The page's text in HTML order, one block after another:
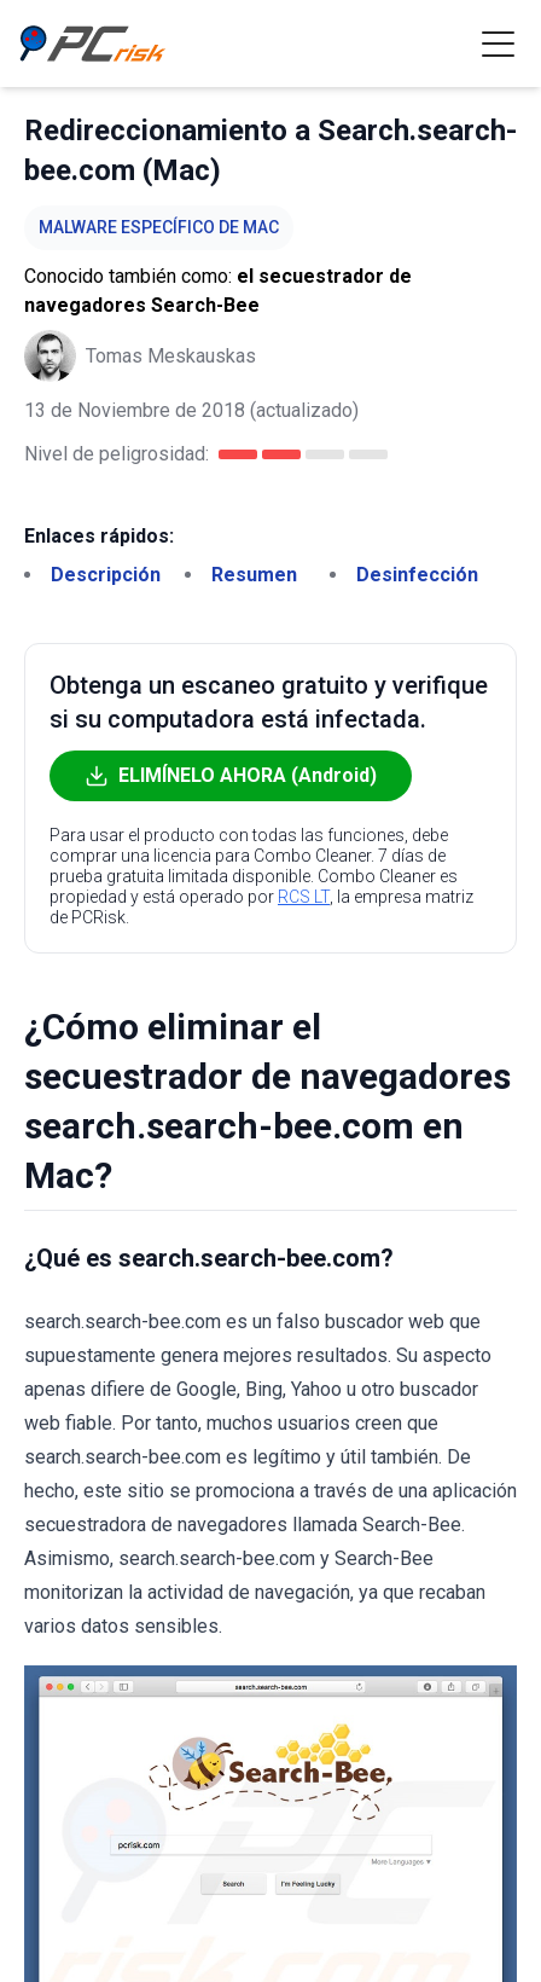
Redireccionamiento a Search.search-
bee.com (Mac)
MALWARE ESPECÍFICO DE MAC
Conocido también como: el secuestrador de
navegadores Search-Bee
Tomas Meskauskas
13 de Noviembre de 2018 (actualizado)
Nivel de peligrosidad:
Enlaces rápidos:
Descripción
Resumen Desinfección
Obtenga un escaneo gratuito y verifique
si su computadora está infectada.
ELIMÍNELO AHORA (Android)
Para usar el producto con todas las funciones, debe
comprar una licencia para Combo Cleaner. 7 días de
prueba gratuita limitada disponible. Combo Cleaner es
propiedad y está operado por RCS LT, la empresa matriz
de PCRisk.
¿Cómo eliminar el
secuestrador de navegadores
search.search-bee.com en
Mac?
¿Qué es search.search-bee.com?
search.search-bee.com es un falso buscador web que
supuestamente genera mejores resultados. Su aspecto
apenas difiere de Google, Bing, Yahoo u otro buscador
web fiable. Por tanto, muchos usuarios creen que
search.search-bee.com es legítimo y útil también. De
hecho, este sitio se promociona a través de una aplicación
secuestradora de navegadores llamada Search-Bee.
Asimismo, search.search-bee.com y Search-Bee
monitorizan la actividad de navegación, ya que recaban
varios datos sensibles.